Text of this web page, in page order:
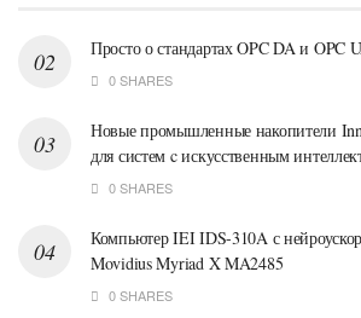
Просто о стандартах OPC DA и OPC
0 SHARES
Новые промышленные накопители
для систем c искусственным
0 SHARES
Компьютер IEI IDS-310A с
Movidius Myriad X MA2485
0 SHARES